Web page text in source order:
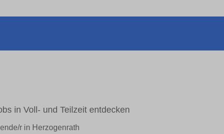
in Voll- und Teilzeit entdecken
r in Herzogenrath